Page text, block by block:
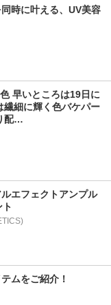
時に叶える、UV美容
早いところは19日に
繊細に輝く色バケパー
配…
ルエフェクトアンプル
ムをご紹介！